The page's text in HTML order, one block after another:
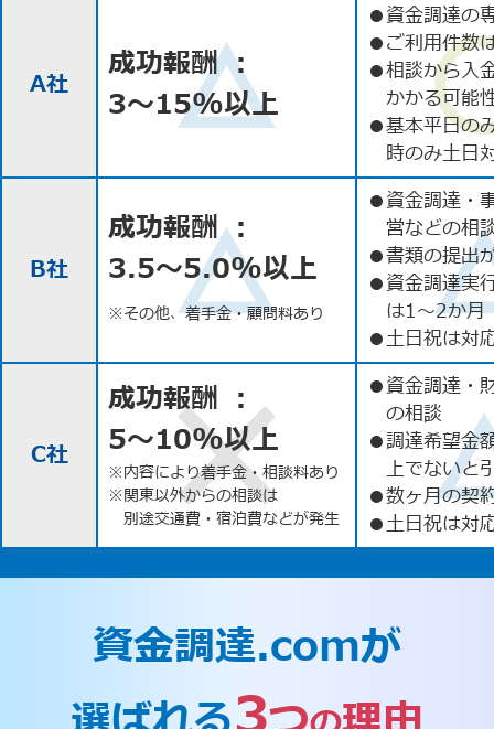
A社
成功報酬 ：
3〜15%以上
●資金調達の
●ご利用件数
●相談から入
かかる可能
●基本平日の
時のみ土日
B社
成功報酬 ：
3.5〜5.0%以上
※その他、着手金・顧問料あり
●資金調達・
営などの相
●書類の提出
●資金調達実
は1〜2か月
●土日祝は対
C社
成功報酬 ：
5〜10%以上
※内容により着手金・相談料あり
※関東以外からの相談は
別途交通費・宿泊費などが発生
●資金調達・
の相談
●調達希望金
上でないと
●数ヶ月の契
●土日祝は対
資金調達.comが